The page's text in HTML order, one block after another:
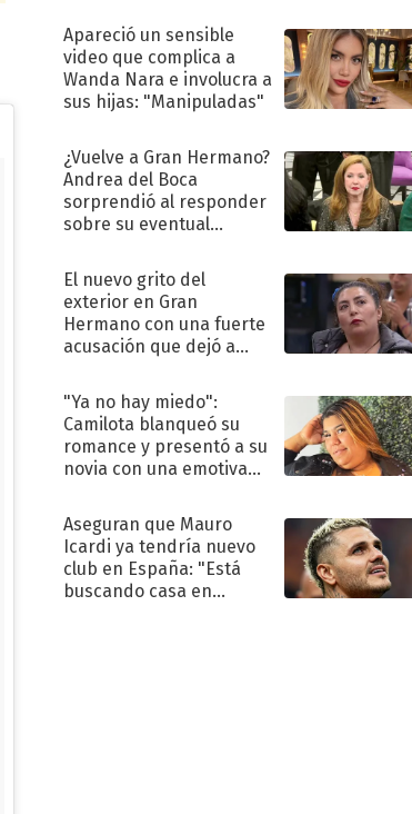
Apareció un sensible
video que complica a
Wanda Nara e involucra a
sus hijas: "Manipuladas"
¿Vuelve a Gran Hermano?
Andrea del Boca
sorprendió al responder
sobre su eventual
El nuevo grito del
exterior en Gran
Hermano con una fuerte
acusación que dejó a
"Traidora"
"Ya no hay miedo":
Camilota blanqueó su
romance y presentó a su
novia con una emotiva
Aseguran que Mauro
Icardi ya tendría nuevo
club en España: "Está
buscando casa en